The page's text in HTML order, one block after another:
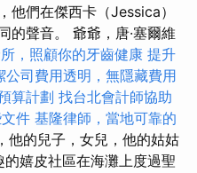
他們在傑西卡（Jessica）
的聲音。 爺爺，唐·塞爾維
，照顧你的牙齒健康 提升
公司費用透明，無隱藏費用
算計劃 找台北會計師協助
件 基隆律師，當地可靠的
他的兒子，女兒，他的姑姑
嬉皮社區在海灘上度過聖